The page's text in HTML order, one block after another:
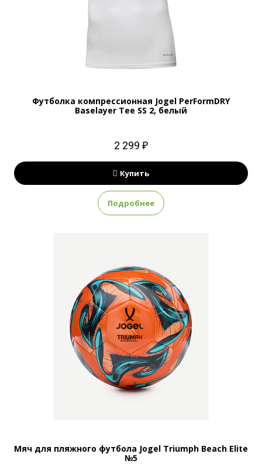
Футболка компрессионная Jogel PerFormDRY
Baselayer Tee SS 2, белый
2 299 ₽
Купить
Подробнее
Мяч для пляжного футбола Jogel Triumph Beach Elite
№5